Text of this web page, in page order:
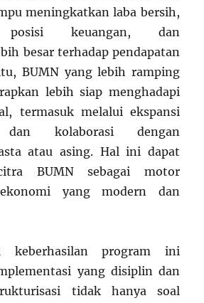
meningkatkan laba bersih,
posisi keuangan, dan
besar terhadap pendapatan
BUMN yang lebih ramping
lebih siap menghadapi
termasuk melalui ekspansi
dan kolaborasi dengan
atau asing. Hal ini dapat
BUMN sebagai motor
yang modern dan
keberhasilan program ini
yang disiplin dan
tidak hanya soal